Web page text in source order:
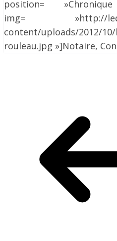
position=
img= »http://
content/uploads/2012/10/
rouleau.jpg »]Notaire,